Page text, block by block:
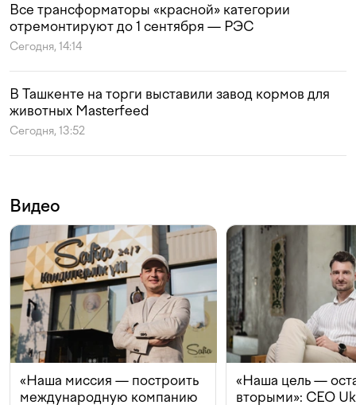
Все трансформаторы «красной» категории
отремонтируют до 1 сентября — РЭС
Сегодня, 14:14
В Ташкенте на торги выставили завод кормов для
животных Masterfeed
Сегодня, 13:52
Видео
«Наша миссия — построить
международную компанию
«Наша цель —
вторыми»: CEO